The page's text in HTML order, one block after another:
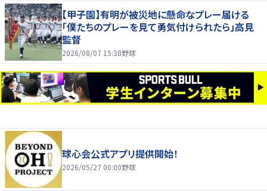
【甲子園】有明が被災地に懸命なプレー届ける
「僕たちのプレーを見て勇気付けられたら」高見
監督
2026/08/07 15:38野球
球心会公式アプリ提供開始！
2026/05/27 00:00野球